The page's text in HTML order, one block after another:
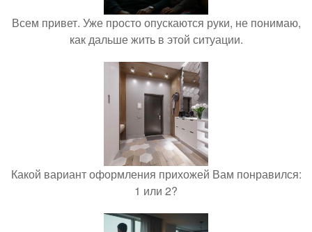
Всем привет. Уже просто опускаются руки, не понимаю,
как дальше жить в этой ситуации.
Какой вариант оформления прихожей Вам понравился:
1 или 2?